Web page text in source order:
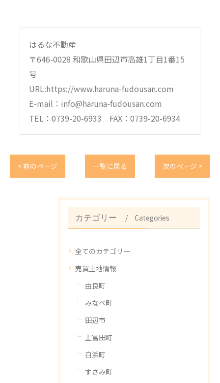
はるな不動産
〒646-0028 和歌山県田辺市高雄1丁目1番15
号
URL:https://www.haruna-fudousan.com
E-mail：info@haruna-fudousan.com
TEL：0739-20-6933 FAX：0739-20-6934
< 前のページ 一覧に戻る 次のページ >
カテゴリー Categories
全てのカテゴリー
売買土地情報
由良町
みなべ町
田辺市
上富田町
白浜町
すさみ町